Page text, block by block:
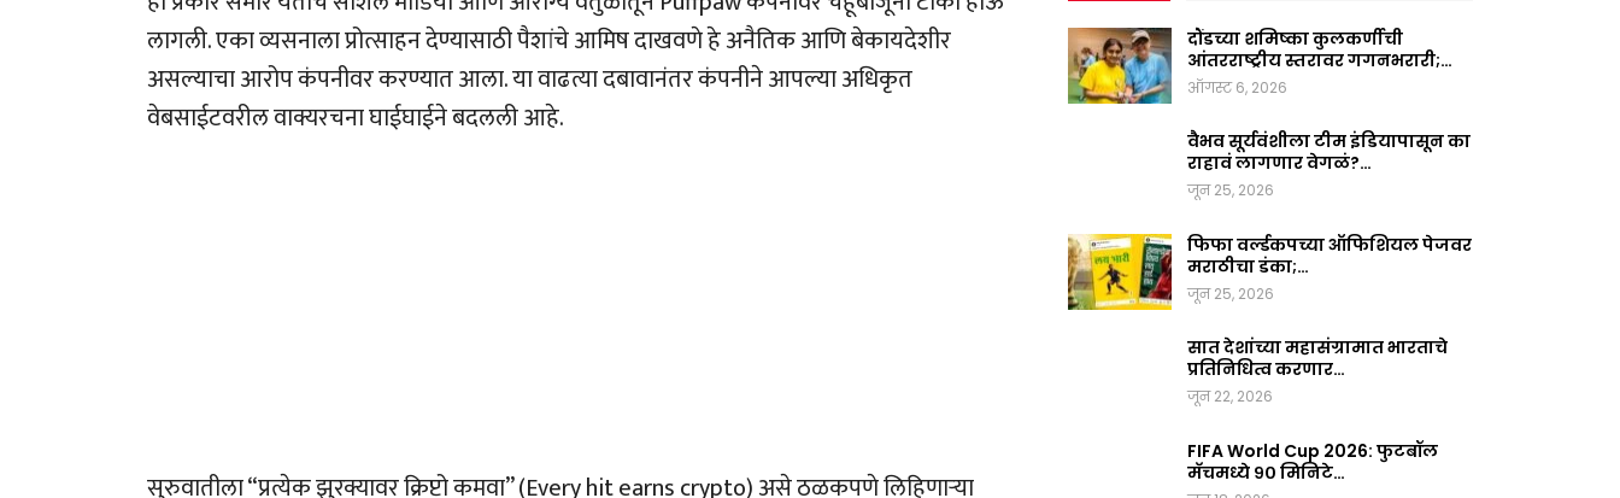
लागली. एका व्यसनाला प्रोत्साहन देण्यासाठी पैशांचे आमिष दाखवणे हे अनैतिक आणि बेकायदेशीर
असल्याचा आरोप कंपनीवर करण्यात आला. या वाढत्या दबावानंतर कंपनीने आपल्या अधिकृत
वेबसाईटवरील वाक्यरचना घाईघाईने बदलली आहे.
सुरुवातीला “प्रत्येक झुरक्यावर क्रिप्टो कमवा” (Every hit earns crypto) असे ठळकपणे लिहिणाऱ्या
दौंडच्या शमिष्का कुलकर्णीची
आंतरराष्ट्रीय स्तरावर गगनभरारी;…
ऑगस्ट 6, 2026
वैभव सूर्यवंशीला टीम इंडियापासून का
राहावं लागणार वेगळं?…
जून 25, 2026
फिफा वर्ल्डकपच्या ऑफिशियल पेजवर
मराठीचा डंका;…
जून 25, 2026
सात देशांच्या महासंग्रामात भारताचे
प्रतिनिधित्व करणार…
जून 22, 2026
FIFA World Cup 2026: फुटबॉल
मॅचमध्ये ९० मिनिटे…